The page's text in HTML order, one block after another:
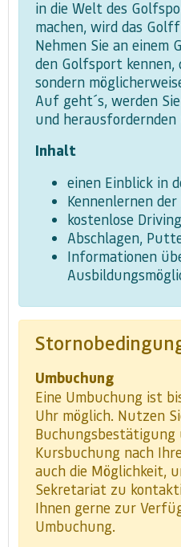
in die Welt des
machen, wird das
Nehmen Sie an
den Golfsport
sondern
Auf geht´s, werden
und
Inhalt
einen Einblick in
Kennenlernen
kostenlose
Abschlagen,
Informationen
Umbuchung
Eine Umbuchung ist
Uhr möglich. Nutzen
Kursbuchung nach
auch die Möglichkeit,
Sekretariat zu
Ihnen gerne zur
Umbuchung.